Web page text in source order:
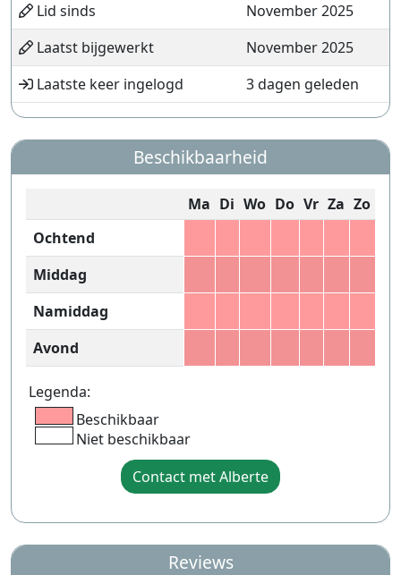
Lid sinds
November 2025
Laatst bijgewerkt
November 2025
Laatste keer ingelogd
3 dagen geleden
Beschikbaarheid
Ma Di Wo Do Vr Za Zo
Ochtend
Middag
Namiddag
Avond
Legenda:
Beschikbaar
Niet beschikbaar
Contact met Alberte
Reviews